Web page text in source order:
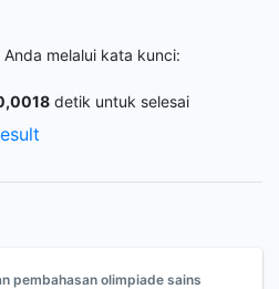
melalui kata kunci:
detik untuk selesai
pembahasan olimpiade sains